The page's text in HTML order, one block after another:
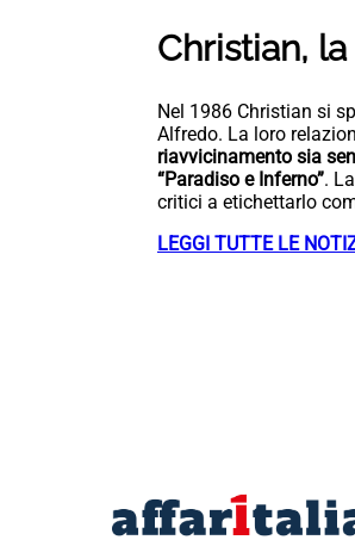
Christian,
Nel 1986 Christian si
Alfredo. La loro
riavvicinamento sia
“Paradiso e Inferno”.
critici a etichettarlo
LEGGI TUTTE LE